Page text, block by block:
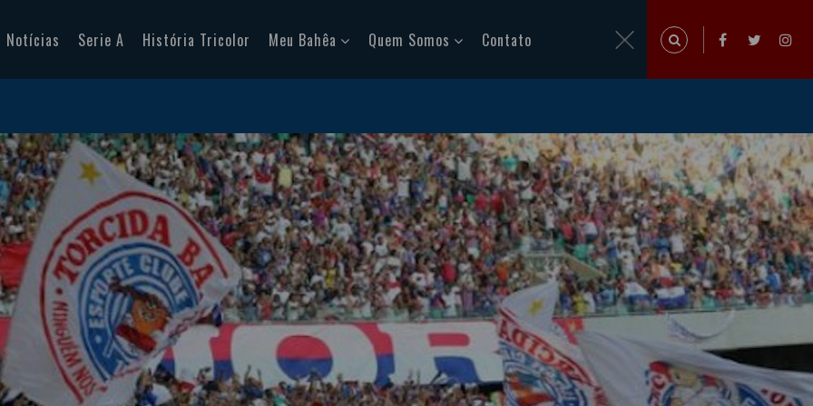
Notícias Serie A História Tricolor Meu Bahêa Quem Somos Contato